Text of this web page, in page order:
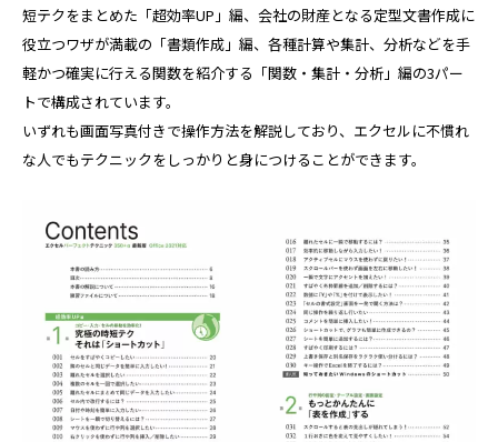
短テクをまとめた「超効率UP」編、会社の財産となる定型文書作成に
役立つワザが満載の「書類作成」編、各種計算や集計、分析などを手
軽かつ確実に行える関数を紹介する「関数・集計・分析」編の3パー
トで構成されています。
いずれも画面写真付きで操作方法を解説しており、エクセルに不慣れ
な人でもテクニックをしっかりと身につけることができます。